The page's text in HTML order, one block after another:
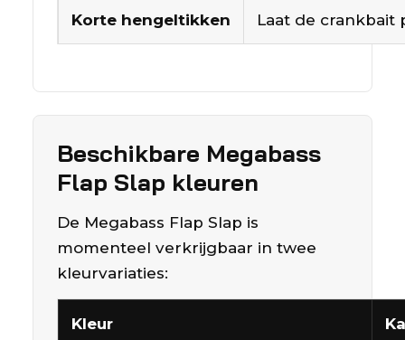
Korte hengeltikken Laat de crankbait
Beschikbare Megabass
Flap Slap kleuren
De Megabass Flap Slap is
momenteel verkrijgbaar in twee
kleurvariaties:
Kleur